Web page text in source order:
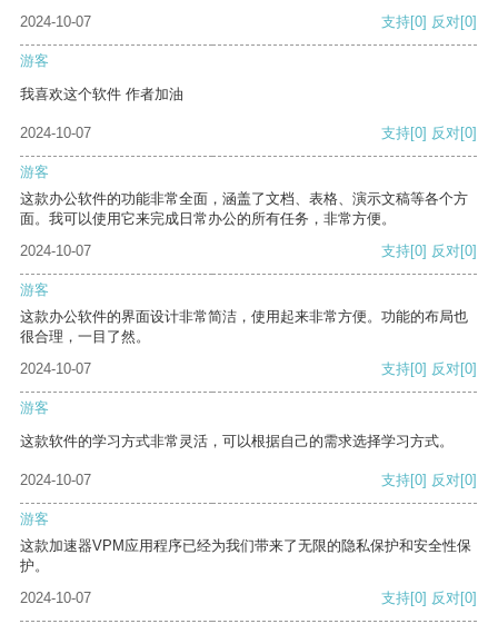
2024-10-07
支持[0] 反对[0]
游客
我喜欢这个软件 作者加油
2024-10-07 支持[0] 反对[0]
游客
这款办公软件的功能非常全面，涵盖了文档、表格、演示文稿等各个方
面。我可以使用它来完成日常办公的所有任务，非常方便。
2024-10-07
支持[0] 反对[0]
游客
这款办公软件的界面设计非常简洁，使用起来非常方便。功能的布局也
很合理，一目了然。
2024-10-07
支持[0] 反对[0]
游客
这款软件的学习方式非常灵活，可以根据自己的需求选择学习方式。
2024-10-07 支持[0] 反对[0]
游客
这款加速器VPM应用程序已经为我们带来了无限的隐私保护和安全性保
护。
2024-10-07
支持[0] 反对[0]